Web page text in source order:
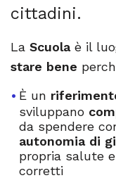
cittadini.
La Scuolaè il
stare bene
È un
sviluppano
da spendere
autonomia di
propria salute
corretti